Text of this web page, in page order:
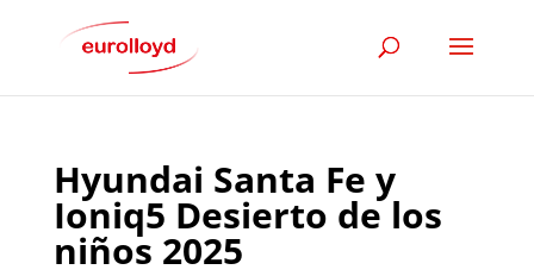
Hyundai Santa Fe y
Ioniq5 Desierto de los
niños 2025